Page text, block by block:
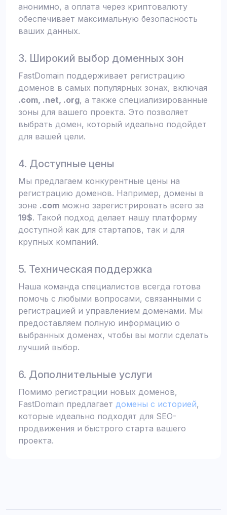
анонимно, а оплата через криптовалюту
обеспечивает максимальную безопасность
ваших данных.
3. Широкий выбор доменных зон
FastDomain поддерживает регистрацию
доменов в самых популярных зонах, включая
.com, .net, .org, а также специализированные
зоны для вашего проекта. Это позволяет
выбрать домен, который идеально подойдет
для вашей цели.
4. Доступные цены
Мы предлагаем конкурентные цены на
регистрацию доменов. Например, домены в
зоне .com можно зарегистрировать всего за
19$. Такой подход делает нашу платформу
доступной как для стартапов, так и для
крупных компаний.
5. Техническая поддержка
Наша команда специалистов всегда готова
помочь с любыми вопросами, связанными с
регистрацией и управлением доменами. Мы
предоставляем полную информацию о
выбранных доменах, чтобы вы могли сделать
лучший выбор.
6. Дополнительные услуги
Помимо регистрации новых доменов,
FastDomain предлагает домены с историей,
которые идеально подходят для SEO-
продвижения и быстрого старта вашего
проекта.